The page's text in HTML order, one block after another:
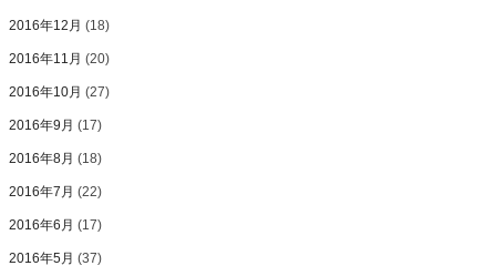
2016年12月 (18)
2016年11月 (20)
2016年10月 (27)
2016年9月 (17)
2016年8月 (18)
2016年7月 (22)
2016年6月 (17)
2016年5月 (37)